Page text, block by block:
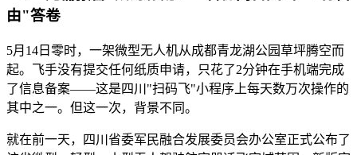
由"答卷
5月14日零时，一架微型无人机从成都青龙湖公园草坪腾空而
起。飞手没有提交任何纸质申请，只花了2分钟在手机端完成
了信息备案——这是四川"扫码飞"小程序上每天数万次操作的
其中之一。但这一次，背景不同。
就在前一天，四川省委军民融合发展委员会办公室正式公布了